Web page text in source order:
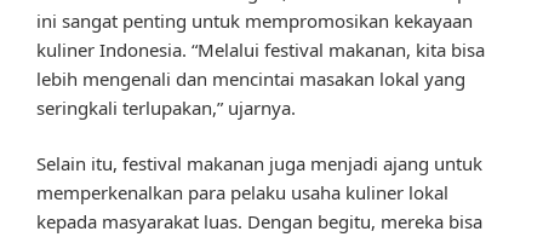
ini sangat penting untuk mempromosikan kekayaan
kuliner Indonesia. “Melalui festival makanan, kita bisa
lebih mengenali dan mencintai masakan lokal yang
seringkali terlupakan,” ujarnya.
Selain itu, festival makanan juga menjadi ajang untuk
memperkenalkan para pelaku usaha kuliner lokal
kepada masyarakat luas. Dengan begitu, mereka bisa